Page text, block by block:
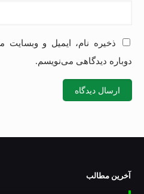
ذخیره نام، ایمیل و وبسایت
دوباره دیدگاهی می‌نویسم.
آخرین مطالب